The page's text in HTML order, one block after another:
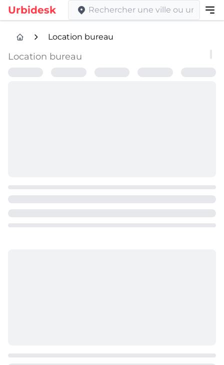
Urbidesk
Location bureau
Location bureau